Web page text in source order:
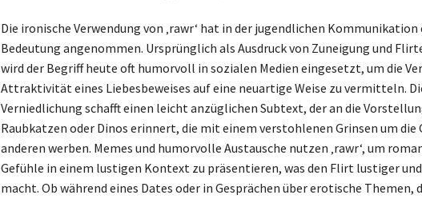
Die ironische Verwendung von ‚rawr‘ hat in der jugendlichen Kommunikation
Bedeutung angenommen. Ursprünglich als Ausdruck von Zuneigung und
wird der Begriff heute oft humorvoll in sozialen Medien eingesetzt, um die
Attraktivität eines Liebesbeweises auf eine neuartige Weise zu vermitteln.
Verniedlichung schafft einen leicht anzüglichen Subtext, der an die
Raubkatzen oder Dinos erinnert, die mit einem verstohlenen Grinsen um die
anderen werben. Memes und humorvolle Austausche nutzen ‚rawr‘, um
Gefühle in einem lustigen Kontext zu präsentieren, was den Flirt lustiger
macht. Ob während eines Dates oder in Gesprächen über erotische Themen,